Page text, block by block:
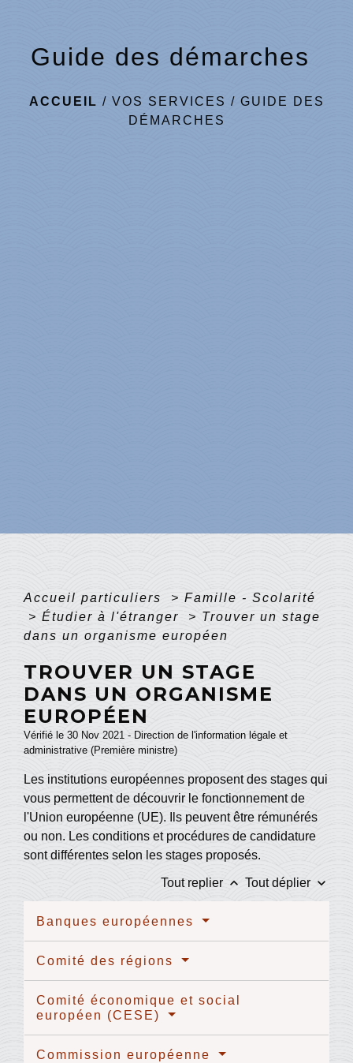
Guide des démarches
ACCUEIL / VOS SERVICES / GUIDE DES
DÉMARCHES
Accueil particuliers > Famille - Scolarité
> Étudier à l'étranger > Trouver un stage
dans un organisme européen
TROUVER UN STAGE
DANS UN ORGANISME
EUROPÉEN
Vérifié le 30 Nov 2021 - Direction de l'information légale et
administrative (Première ministre)
Les institutions européennes proposent des stages qui
vous permettent de découvrir le fonctionnement de
l'Union européenne (UE). Ils peuvent être rémunérés
ou non. Les conditions et procédures de candidature
sont différentes selon les stages proposés.
Tout replier keyboard_arrow_up Tout déplier keyboard_arrow_down
Banques européennes
Comité des régions
Comité économique et social
européen (CESE)
Commission européenne